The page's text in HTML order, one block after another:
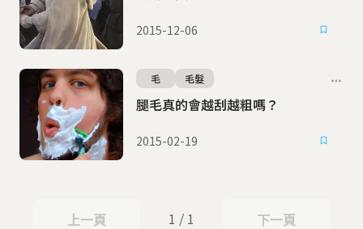
2015-12-06
腿毛真的會越刮越粗嗎？
毛 毛髮
2015-02-19
上一頁
上一頁 1 / 1 下一頁
下一頁